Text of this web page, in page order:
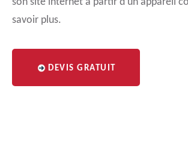
savoir plus.
DEVIS GRATUIT